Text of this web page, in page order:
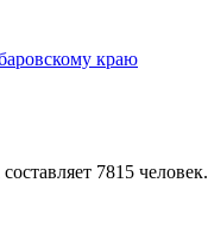
7815 человек.